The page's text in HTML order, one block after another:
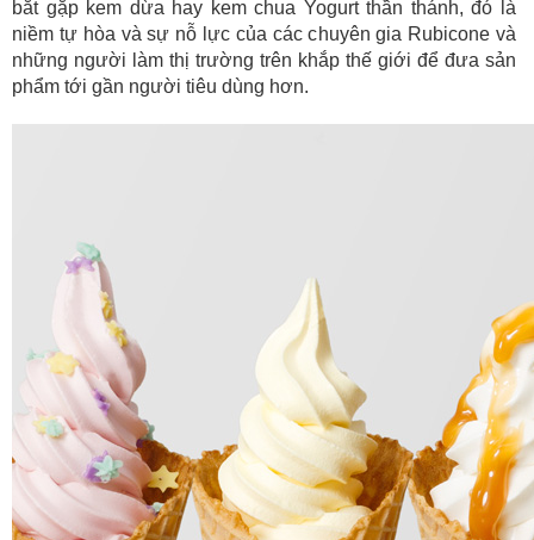
bắt gặp kem dừa hay kem chua Yogurt thần thánh, đó là
niềm tự hòa và sự nỗ lực của các chuyên gia Rubicone và
những người làm thị trường trên khắp thế giới để đưa sản
phẩm tới gần người tiêu dùng hơn.